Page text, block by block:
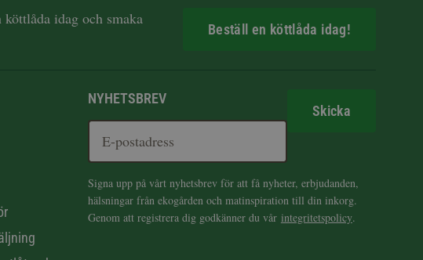
idag och smaka
Beställ en köttlåda idag!
NYHETSBREV
Skicka
Signa upp på vårt nyhetsbrev för att få nyheter, erbjudanden,
hälsningar från ekogården och matinspiration till din inkorg.
Genom att registrera dig godkänner du vår integritetspolicy.